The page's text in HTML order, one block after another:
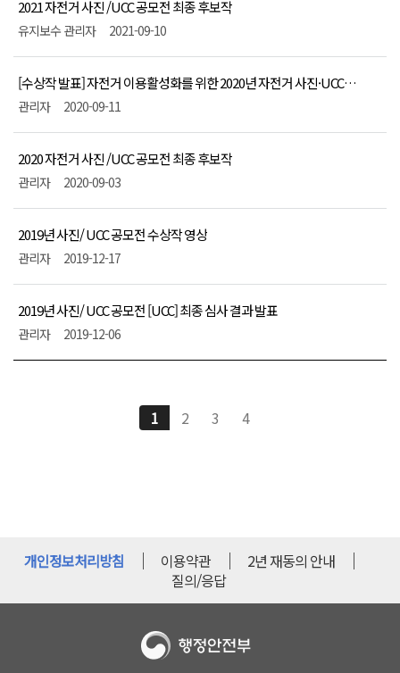
2021 자전거 사진 /UCC 공모전 최종 후보작
유지보수 관리자 2021-09-10
[수상작 발표] 자전거 이용활성화를 위한 2020년 자전거 사진·UCC
공모전
관리자 2020-09-11
2020 자전거 사진 /UCC 공모전 최종 후보작
관리자 2020-09-03
2019년 사진/ UCC 공모전 수상작 영상
관리자 2019-12-17
2019년 사진/ UCC 공모전 [UCC] 최종 심사 결과 발표
관리자 2019-12-06
1 2 3 4
개인정보처리방침 이용약관
2년 재동의 안내
질의/응답